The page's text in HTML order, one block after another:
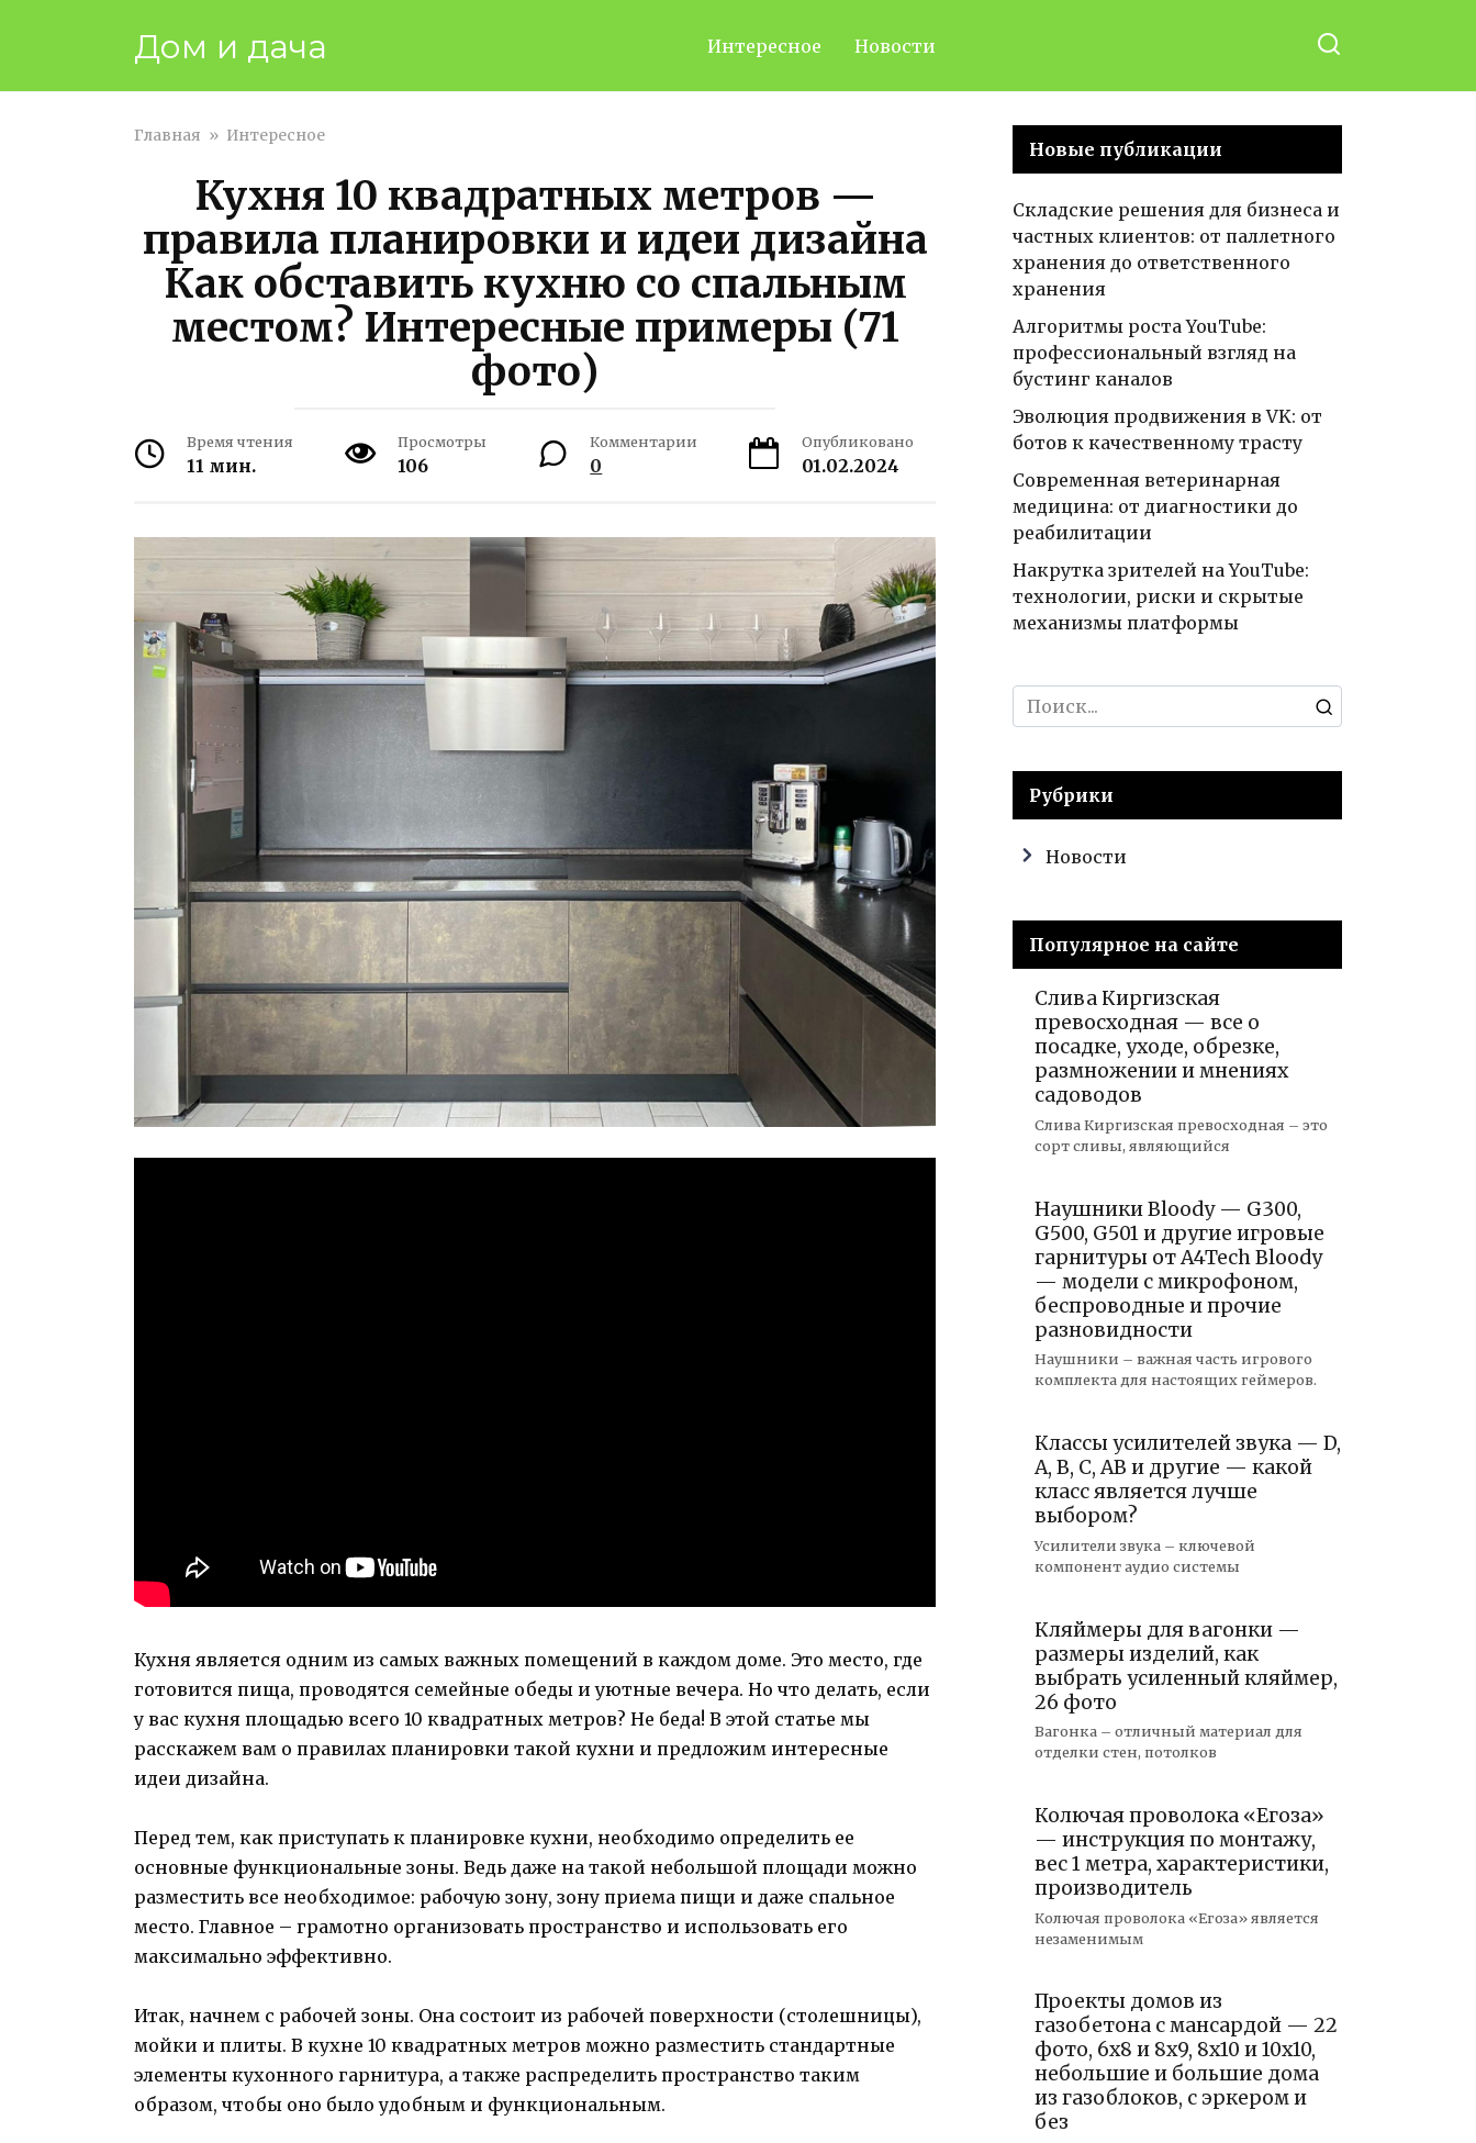
Дом и дача Интересное Новости
Главная » Интересное
Кухня 10 квадратных метров —
правила планировки и идеи дизайна
Как обставить кухню со спальным
местом? Интересные примеры (71
фото)
Время чтения
11 мин.
Просмотры
106
Комментарии
0
Опубликовано
01.02.2024
Кухня является одним из самых важных помещений в каждом доме. Это место, где
готовится пища, проводятся семейные обеды и уютные вечера. Но что делать, если
у вас кухня площадью всего 10 квадратных метров? Не беда! В этой статье мы
расскажем вам о правилах планировки такой кухни и предложим интересные
идеи дизайна.
Перед тем, как приступать к планировке кухни, необходимо определить ее
основные функциональные зоны. Ведь даже на такой небольшой площади можно
разместить все необходимое: рабочую зону, зону приема пищи и даже спальное
место. Главное – грамотно организовать пространство и использовать его
максимально эффективно.
Итак, начнем с рабочей зоны. Она состоит из рабочей поверхности (столешницы),
мойки и плиты. В кухне 10 квадратных метров можно разместить стандартные
элементы кухонного гарнитура, а также распределить пространство таким
образом, чтобы оно было удобным и функциональным.
Новые публикации
Складские решения для бизнеса и
частных клиентов: от паллетного
хранения до ответственного
хранения
Алгоритмы роста YouTube:
профессиональный взгляд на
бустинг каналов
Эволюция продвижения в VK: от
ботов к качественному трасту
Современная ветеринарная
медицина: от диагностики до
реабилитации
Накрутка зрителей на YouTube:
технологии, риски и скрытые
механизмы платформы
Search
for:
Рубрики
Новости
Популярное на сайте
Слива Киргизская
превосходная — все о
посадке, уходе, обрезке,
размножении и мнениях
садоводов
Слива Киргизская превосходная – это
сорт сливы, являющийся
Наушники Bloody — G300,
G500, G501 и другие игровые
гарнитуры от A4Tech Bloody
— модели с микрофоном,
беспроводные и прочие
разновидности
Наушники – важная часть игрового
комплекта для настоящих геймеров.
Классы усилителей звука — D,
A, B, C, AB и другие — какой
класс является лучше
выбором?
Усилители звука – ключевой
компонент аудио системы
Кляймеры для вагонки —
размеры изделий, как
выбрать усиленный кляймер,
26 фото
Вагонка – отличный материал для
отделки стен, потолков
Колючая проволока «Егоза»
— инструкция по монтажу,
вес 1 метра, характеристики,
производитель
Колючая проволока «Егоза» является
незаменимым
Проекты домов из
газобетона с мансардой — 22
фото, 6х8 и 8х9, 8х10 и 10х10,
небольшие и большие дома
из газоблоков, с эркером и
без